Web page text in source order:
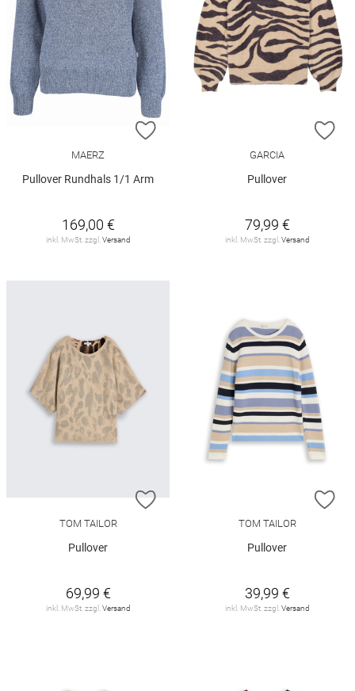
ZUR WUNSCHLISTE HINZUFÜGEN
MAERZ
Pullover Rundhals 1/1 Arm
169,00 €
inkl. MwSt. zzgl. Versand
GARCIA
Pullover
79,99 €
inkl. MwSt. zzgl. Versand
ZUR WUNSCHLISTE HINZUFÜGEN
TOM TAILOR
Pullover
69,99 €
inkl. MwSt. zzgl. Versand
TOM TAILOR
Pullover
39,99 €
inkl. MwSt. zzgl. Versand